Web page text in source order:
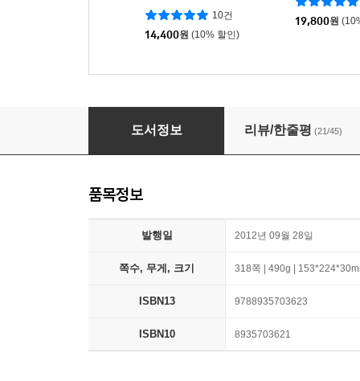
10건
14,400원 (10% 할인)
19,800원
도서정보 리뷰/한줄평 (21/45)
품목정보
발행일 2012년 09월 28일
쪽수, 무게, 크기 318쪽 | 490g |
ISBN13 9788935703623
ISBN10 8935703621